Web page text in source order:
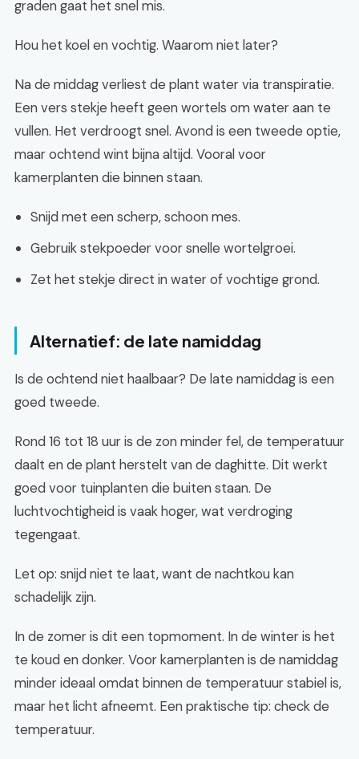
graden gaat het snel mis.
Hou het koel en vochtig. Waarom niet later?
Na de middag verliest de plant water via transpiratie.
Een vers stekje heeft geen wortels om water aan te
vullen. Het verdroogt snel. Avond is een tweede optie,
maar ochtend wint bijna altijd. Vooral voor
kamerplanten die binnen staan.
Snijd met een scherp, schoon mes.
Gebruik stekpoeder voor snelle wortelgroei.
Zet het stekje direct in water of vochtige grond.
Alternatief: de late namiddag
Is de ochtend niet haalbaar? De late namiddag is een
goed tweede.
Rond 16 tot 18 uur is de zon minder fel, de temperatuur
daalt en de plant herstelt van de daghitte. Dit werkt
goed voor tuinplanten die buiten staan. De
luchtvochtigheid is vaak hoger, wat verdroging
tegengaat.
Let op: snijd niet te laat, want de nachtkou kan
schadelijk zijn.
In de zomer is dit een topmoment. In de winter is het
te koud en donker. Voor kamerplanten is de namiddag
minder ideaal omdat binnen de temperatuur stabiel is,
maar het licht afneemt. Een praktische tip: check de
temperatuur.